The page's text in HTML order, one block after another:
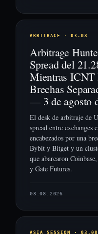
ARBITRAGE · 03.08
Arbitrage
Spread del
Mientras ICNT
Brechas
— 3 de agosto
El desk de arbitraje de
spread entre exchanges
encabezados por una
Bybit y Bitget y un
que abarcaron
y Gate Futures.
03.08.2026
ASIA SESSION · 03.08